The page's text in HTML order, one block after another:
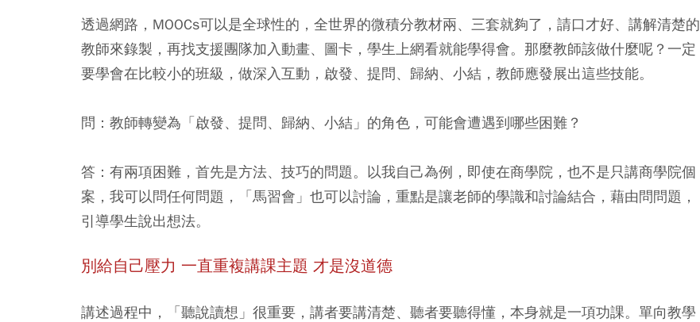
透過網路，MOOCs可以是全球性的，全世界的微積分教材兩、三套就夠了，請口才好、講解清楚的
教師來錄製，再找支援團隊加入動畫、圖卡，學生上網看就能學得會。那麼教師該做什麼呢？一定
要學會在比較小的班級，做深入互動，啟發、提問、歸納、小結，教師應發展出這些技能。
問：教師轉變為「啟發、提問、歸納、小結」的角色，可能會遭遇到哪些困難？
答：有兩項困難，首先是方法、技巧的問題。以我自己為例，即使在商學院，也不是只講商學院個
案，我可以問任何問題，「馬習會」也可以討論，重點是讓老師的學識和討論結合，藉由問問題，
引導學生說出想法。
別給自己壓力 一直重複講課主題 才是沒道德
講述過程中，「聽說讀想」很重要，講者要講清楚、聽者要聽得懂，本身就是一項功課。單向教學